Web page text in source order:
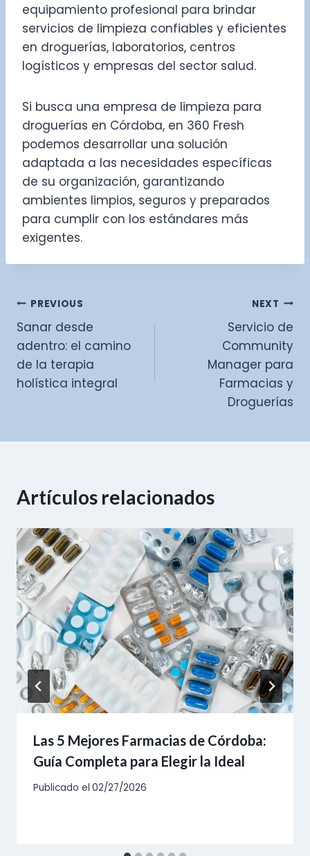
equipamiento profesional para brindar
servicios de limpieza confiables y eficientes
en droguerías, laboratorios, centros
logísticos y empresas del sector salud.
Si busca una empresa de limpieza para
droguerías en Córdoba, en 360 Fresh
podemos desarrollar una solución
adaptada a las necesidades específicas
de su organización, garantizando
ambientes limpios, seguros y preparados
para cumplir con los estándares más
exigentes.
Navegación
de
entradas
PREVIOUS
Sanar desde
adentro: el camino
de la terapia
holística integral
NEXT
Servicio de
Community
Manager para
Farmacias y
Droguerías
Artículos relacionados
Las 5 Mejores Farmacias de Córdoba:
Guía Completa para Elegir la Ideal
Publicado el 02/27/2026